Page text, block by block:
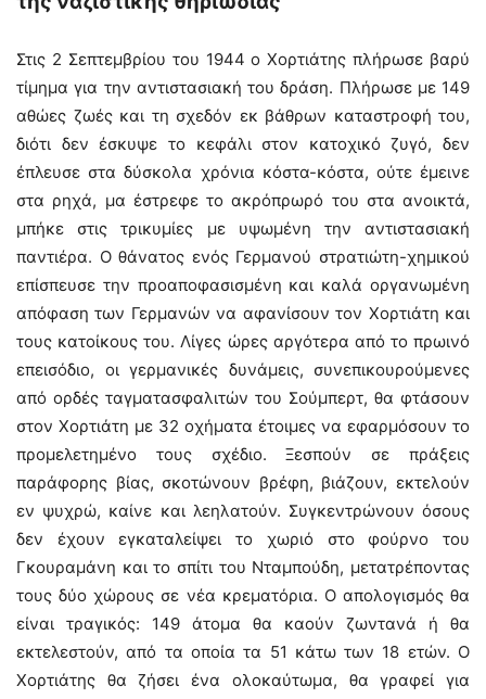
Στις 2 Σεπτεμβρίου του 1944 ο Χορτιάτης πλήρωσε βαρύ
τίμημα για την αντιστασιακή του δράση. Πλήρωσε με 149
αθώες ζωές και τη σχεδόν εκ βάθρων καταστροφή του,
διότι δεν έσκυψε το κεφάλι στον κατοχικό ζυγό, δεν
έπλευσε στα δύσκολα χρόνια κόστα-κόστα, ούτε έμεινε
στα ρηχά, μα έστρεφε το ακρόπρωρό του στα ανοικτά,
μπήκε στις τρικυμίες με υψωμένη την αντιστασιακή
παντιέρα. Ο θάνατος ενός Γερμανού στρατιώτη-χημικού
επίσπευσε την προαποφασισμένη και καλά οργανωμένη
απόφαση των Γερμανών να αφανίσουν τον Χορτιάτη και
τους κατοίκους του. Λίγες ώρες αργότερα από το πρωινό
επεισόδιο, οι γερμανικές δυνάμεις, συνεπικουρούμενες
από ορδές ταγματασφαλιτών του Σούμπερτ, θα φτάσουν
στον Χορτιάτη με 32 οχήματα έτοιμες να εφαρμόσουν το
προμελετημένο τους σχέδιο. Ξεσπούν σε πράξεις
παράφορης βίας, σκοτώνουν βρέφη, βιάζουν, εκτελούν
εν ψυχρώ, καίνε και λεηλατούν. Συγκεντρώνουν όσους
δεν έχουν εγκαταλείψει το χωριό στο φούρνο του
Γκουραμάνη και το σπίτι του Νταμπούδη, μετατρέποντας
τους δύο χώρους σε νέα κρεματόρια. Ο απολογισμός θα
είναι τραγικός: 149 άτομα θα καούν ζωντανά ή θα
εκτελεστούν, από τα οποία τα 51 κάτω των 18 ετών. Ο
Χορτιάτης θα ζήσει ένα ολοκαύτωμα, θα γραφεί για